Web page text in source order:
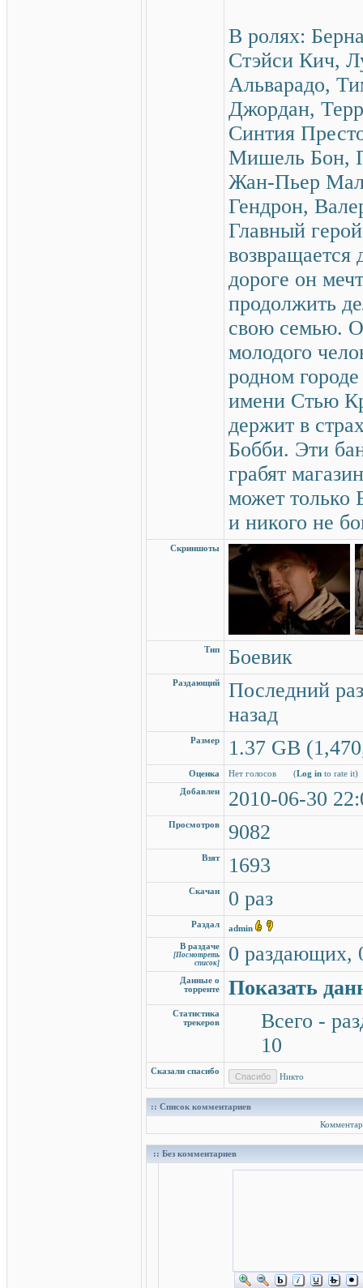
В ролях:
Стэйси Кич,
Альварадо,
Джордан,
Синтия
Мишель Бон,
Жан-Пьер
Гендрон,
Главный
дороге он
продолжить
свою семью.
молодого
родном
имени Стью
держит в
Бобби. Эти
грабят
может только
и никого не
Скриншоты
Тип Боевик
Раздающий
Последний
назад
Размер 1.37 GB
Оценка Нет голосов (Log in to rate it)
Добавлен
2010-06-30
Просмотров 9082
Взят 1693
Скачан 0 раз
Раздал
admin
В раздаче
[Посмотреть
список]
0 раздающих,
Данные о
торренте
Показать
Статистика
трекеров
Всего -
10
Сказали спасибо
Никто
:: Список комментариев
:: Без комментариев